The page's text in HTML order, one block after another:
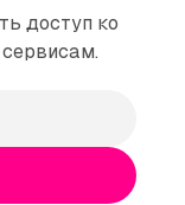
доступ ко